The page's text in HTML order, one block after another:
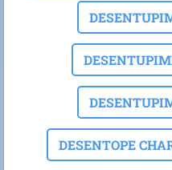
DESENTOPE